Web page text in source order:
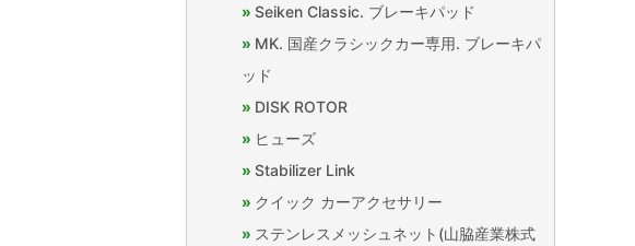
Seiken Classic. ブレーキパッド
MK. 国産クラシックカー専用. ブレーキパ
ッド
DISK ROTOR
ヒューズ
Stabilizer Link
クイック カーアクセサリー
ステンレスメッシュネット(山脇産業株式